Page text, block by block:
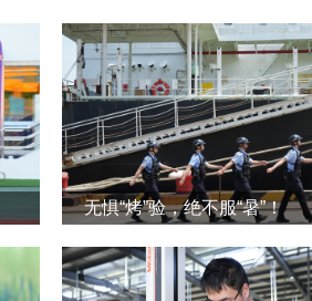
无惧“烤”验，绝不服“暑”！